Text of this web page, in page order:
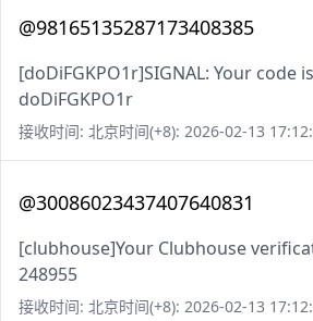
@98165135287173408385
[doDiFGKPO1r]SIGNAL: Your code
doDiFGKPO1r
接收时间: 北京时间(+8): 2026-02-13
@30086023437407640831
[clubhouse]Your Clubhouse
248955
接收时间: 北京时间(+8): 2026-02-13